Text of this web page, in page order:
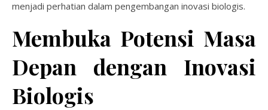
menjadi perhatian dalam pengembangan inovasi biologis.
Membuka Potensi Masa
Depan dengan Inovasi
Biologis